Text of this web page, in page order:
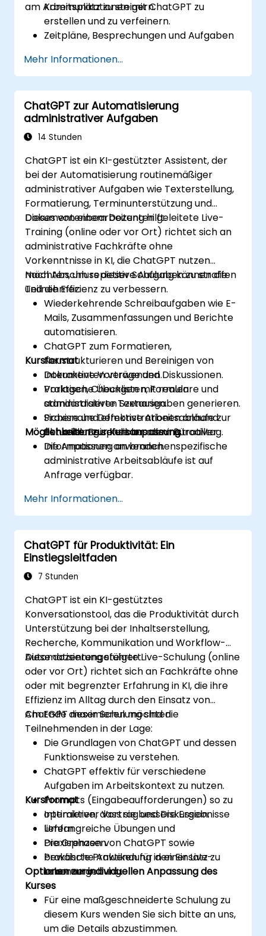
am Arbeitsplatz zu steigern.
Kommunikationen mit ChatGPT zu
erstellen und zu verfeinern.
Zeitpläne, Besprechungen und Aufgaben
planen und organisieren.
Administrative Inhalte wie Berichte und
Zusammenfassungen zu generieren und
zu analysieren.
ChatGPT mit Produktivitäts-Tools zu
integrieren und Routineabläufe zu
Mehr Informationen...
ChatGPT zur Automatisierung
administrativer Aufgaben
14 Stunden
ChatGPT ist ein KI-gestützter Assistent, der
bei der Automatisierung routinemäßiger
administrativer Aufgaben wie Texterstellung,
Formatierung, Terminunterstützung und
Dokumentenbearbeitung hilft.
Dieses von einem Dozenten geleitete Live-
Training (online oder vor Ort) richtet sich an
administrative Fachkräfte ohne
Vorkenntnisse in KI, die ChatGPT nutzen
möchten, um repetitive Aufgaben zu straffen
und die Effizienz zu verbessern.
Nach Abschluss dieser Schulung können die
Teilnehmer:
Wiederkehrende Schreibaufgaben wie E-
Mails, Zusammenfassungen und Berichte
automatisieren.
ChatGPT zum Formatieren,
Neustrukturieren und Bereinigen von
Dokumenten verwenden.
Vorlagen, Checklisten, Formulare und
standardisierte Textausgaben generieren.
Sichere und effektive Arbeitsabläufe zur
Behandlung sensibler administrativer
Informationen anwenden.
Kursformat
Interaktive Vorträge und Diskussionen.
Praktische Übungen mit realen
administrativen Szenarien.
Praxisnahe Demonstrationen anhand
aktueller Beispiele aus dem Büroalltag.
Möglichkeiten zur Kursanpassung
Die Anpassung an branchenspezifische
administrative Arbeitsabläufe ist auf
Anfrage verfügbar.
Mehr Informationen...
ChatGPT für Produktivität: Ein
Einstiegsleitfaden
7 Stunden
ChatGPT ist ein KI-gestütztes
Konversationstool, das die Produktivität durch
Unterstützung bei der Inhaltserstellung,
Recherche, Kommunikation und Workflow-
Automatisierung steigert.
Diese dozentengeführte Live-Schulung (online
oder vor Ort) richtet sich an Fachkräfte ohne
oder mit begrenzter Erfahrung in KI, die ihre
Effizienz im Alltag durch den Einsatz von
ChatGPT maximieren möchten.
Am Ende dieser Schulung sind die
Teilnehmenden in der Lage:
Die Grundlagen von ChatGPT und dessen
Funktionsweise zu verstehen.
ChatGPT effektiv für verschiedene
Aufgaben im Arbeitskontext zu nutzen.
Prompts (Eingabeaufforderungen) so zu
optimieren, dass sie bessere Ergebnisse
liefern.
Die Grenzen von ChatGPT sowie
bewährte Praktiken für den Einsatz zu
erkennen.
Kursformat
Interaktiver Vortrag und Diskussion.
Umfangreiche Übungen und
Praxisphasen.
Praktische Anwendung in einer Live-
Laborumgebung.
Optionen zur individuellen Anpassung des
Kurses
Für eine maßgeschneiderte Schulung zu
diesem Kurs wenden Sie sich bitte an uns,
um die Details abzustimmen.